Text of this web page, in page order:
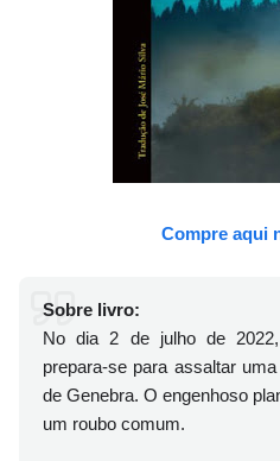
Compre aqui
Sobre livro:
No dia 2 de julho de
prepara-se para assaltar
de Genebra. O engenhoso
um roubo comum.